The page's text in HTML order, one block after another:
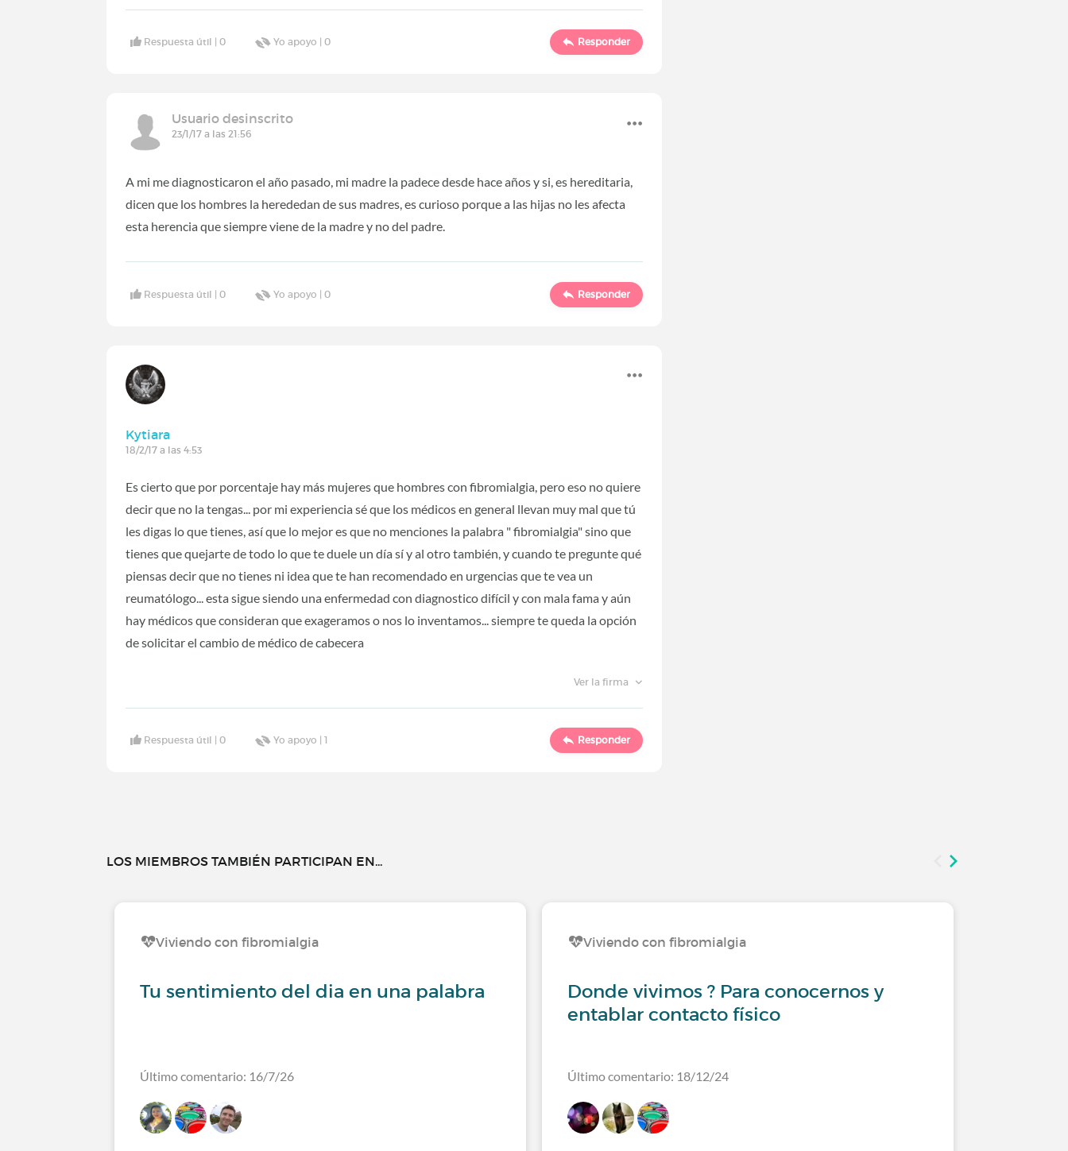
Respuesta útil |0 Yo apoyo |0 Responder
Usuario desinscrito
23/1/17 a las 21:56
A mi me diagnosticaron el año pasado, mi madre la padece desde hace años y si, es hereditaria,
dicen que los hombres la herededan de sus madres, es curioso porque a las hijas no les afecta
esta herencia que siempre viene de la madre y no del padre.
Respuesta útil |0 Yo apoyo |0 Responder
Kytiara
18/2/17 a las 4:53
Es cierto que por porcentaje hay más mujeres que hombres con fibromialgia, pero eso no quiere
decir que no la tengas... por mi experiencia sé que los médicos en general llevan muy mal que tú
les digas lo que tienes, así que lo mejor es que no menciones la palabra " fibromialgia" sino que
tienes que quejarte de todo lo que te duele un día sí y al otro también, y cuando te pregunte qué
piensas decir que no tienes ni idea que te han recomendado en urgencias que te vea un
reumatólogo... esta sigue siendo una enfermedad con diagnostico difícil y con mala fama y aún
hay médicos que consideran que exageramos o nos lo inventamos... siempre te queda la opción
de solicitar el cambio de médico de cabecera
Ver la firma
Respuesta útil |0 Yo apoyo |1 Responder
LOS MIEMBROS TAMBIÉN PARTICIPAN EN...
Viviendo con fibromialgia
Tu sentimiento del dia en una palabra
Último comentario: 16/7/26
Viviendo con fibromialgia
Donde vivimos ? Para conocernos y
entablar contacto físico
Último comentario: 18/12/24